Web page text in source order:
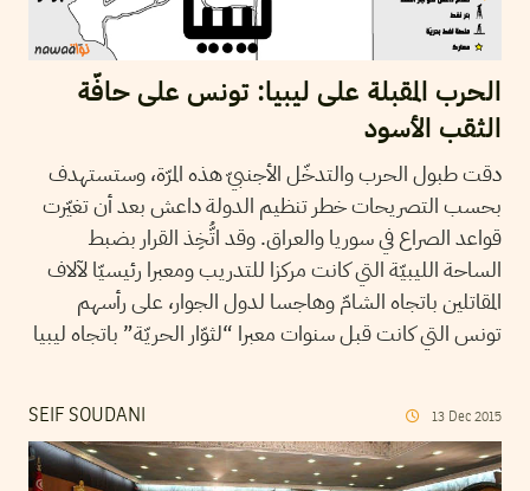
الحرب المقبلة على ليبيا: تونس على حافّة
الثقب الأسود
دقت طبول الحرب والتدخّل الأجنبيّ هذه المرّة، وستستهدف
بحسب التصريحات خطر تنظيم الدولة داعش بعد أن تغيّرت
قواعد الصراع في سوريا والعراق. وقد اتُّخِذ القرار بضبط
الساحة الليبيّة التي كانت مركزا للتدريب ومعبرا رئيسيّا لآلاف
المقاتلين باتجاه الشامّ وهاجسا لدول الجوار، على رأسهم
تونس التي كانت قبل سنوات معبرا “لثوّار الحريّة” باتجاه ليبيا
SEIF SOUDANI 13 Dec 2015